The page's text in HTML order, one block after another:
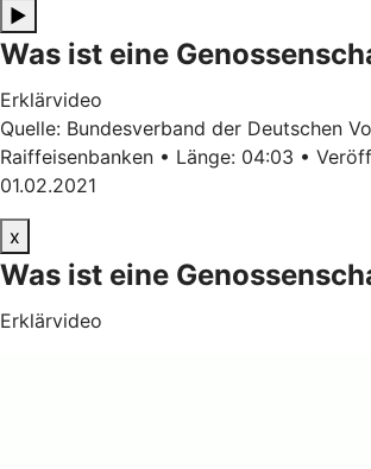
▶
Was ist eine
Erklärvideo
Quelle: Bundesverband der Deutschen
Raiffeisenbanken • Länge: 04:03 •
01.02.2021
x
Was ist eine
Erklärvideo